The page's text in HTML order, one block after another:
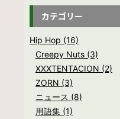
カテゴリー
Hip Hop (16)
Creepy Nuts (3)
XXXTENTACION (2)
ZORN (3)
ニュース (8)
用語集 (1)